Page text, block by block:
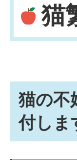
猫
猫の不
付しま